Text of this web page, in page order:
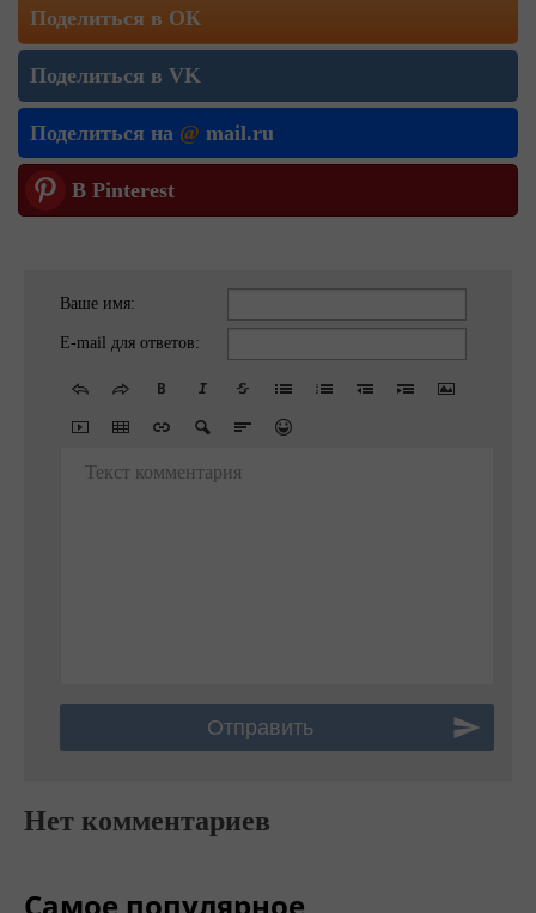
Поделиться в ОК
Поделиться в VK
Поделиться на @ mail.ru
В Pinterest
Ваше имя:
E-mail для ответов:
Текст комментария
Нет комментариев